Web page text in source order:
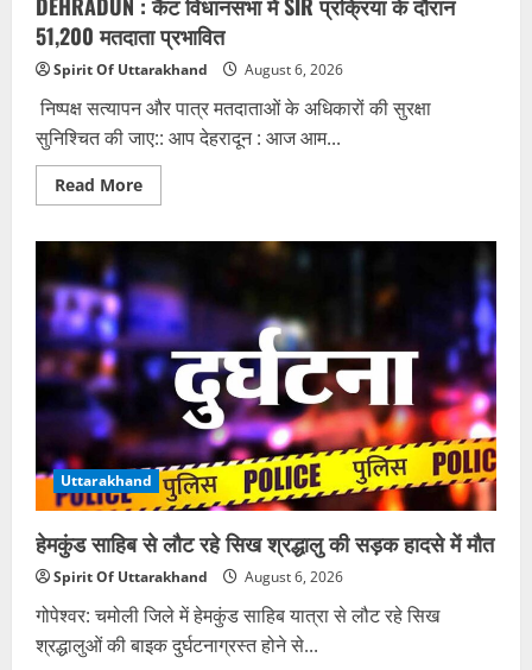
DEHRADUN : कैंट विधानसभा में SIR प्रक्रिया के दौरान
51,200 मतदाता प्रभावित
Spirit Of Uttarakhand August 6, 2026
निष्पक्ष सत्यापन और पात्र मतदाताओं के अधिकारों की सुरक्षा
सुनिश्चित की जाए:: आप देहरादून : आज आम...
Read MoreRead
more
कैंट
विधानसभा
में
SIR
प्रक्रिया
के
दौरान
51,200
मतदाता
प्रभावित
Uttarakhand
हेमकुंड साहिब से लौट रहे सिख श्रद्धालु की सड़क हादसे में मौत
Spirit Of Uttarakhand August 6, 2026
गोपेश्वर: चमोली जिले में हेमकुंड साहिब यात्रा से लौट रहे सिख
श्रद्धालुओं की बाइक दुर्घटनाग्रस्त होने से...